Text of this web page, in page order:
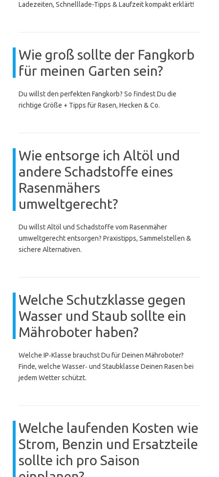
Ladezeiten, Schnelllade-Tipps & Laufzeit kompakt erklärt!
Wie groß sollte der Fangkorb
für meinen Garten sein?
Du willst den perfekten Fangkorb? So findest Du die
richtige Größe + Tipps für Rasen, Hecken & Co.
Wie entsorge ich Altöl und
andere Schadstoffe eines
Rasenmähers
umweltgerecht?
Du willst Altöl und Schadstoffe vom Rasenmäher
umweltgerecht entsorgen? Praxistipps, Sammelstellen &
sichere Alternativen.
Welche Schutzklasse gegen
Wasser und Staub sollte ein
Mähroboter haben?
Welche IP‑Klasse brauchst Du für Deinen Mähroboter?
Finde, welche Wasser‑ und Staubklasse Deinen Rasen bei
jedem Wetter schützt.
Welche laufenden Kosten wie
Strom, Benzin und Ersatzteile
sollte ich pro Saison